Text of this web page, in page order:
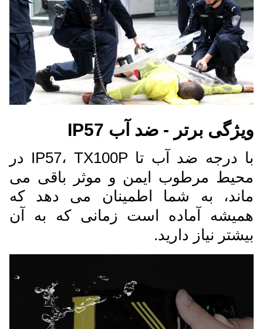
ویژگی برتر - ضد آب IP57
با درجه ضد آب تا IP57، TX100P در
محیط مرطوب ایمن و موثر باقی می
ماند، به شما اطمینان می دهد که
همیشه آماده است زمانی که به آن
بیشتر نیاز دارید.